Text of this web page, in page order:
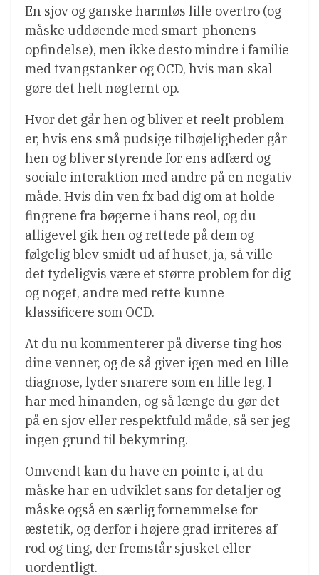
En sjov og ganske harmløs lille overtro (og
måske uddøende med smart-phonens
opfindelse), men ikke desto mindre i familie
med tvangstanker og OCD, hvis man skal
gøre det helt nøgternt op.
Hvor det går hen og bliver et reelt problem
er, hvis ens små pudsige tilbøjeligheder går
hen og bliver styrende for ens adfærd og
sociale interaktion med andre på en negativ
måde. Hvis din ven fx bad dig om at holde
fingrene fra bøgerne i hans reol, og du
alligevel gik hen og rettede på dem og
følgelig blev smidt ud af huset, ja, så ville
det tydeligvis være et større problem for dig
og noget, andre med rette kunne
klassificere som OCD.
At du nu kommenterer på diverse ting hos
dine venner, og de så giver igen med en lille
diagnose, lyder snarere som en lille leg, I
har med hinanden, og så længe du gør det
på en sjov eller respektfuld måde, så ser jeg
ingen grund til bekymring.
Omvendt kan du have en pointe i, at du
måske har en udviklet sans for detaljer og
måske også en særlig fornemmelse for
æstetik, og derfor i højere grad irriteres af
rod og ting, der fremstår sjusket eller
uordentligt.